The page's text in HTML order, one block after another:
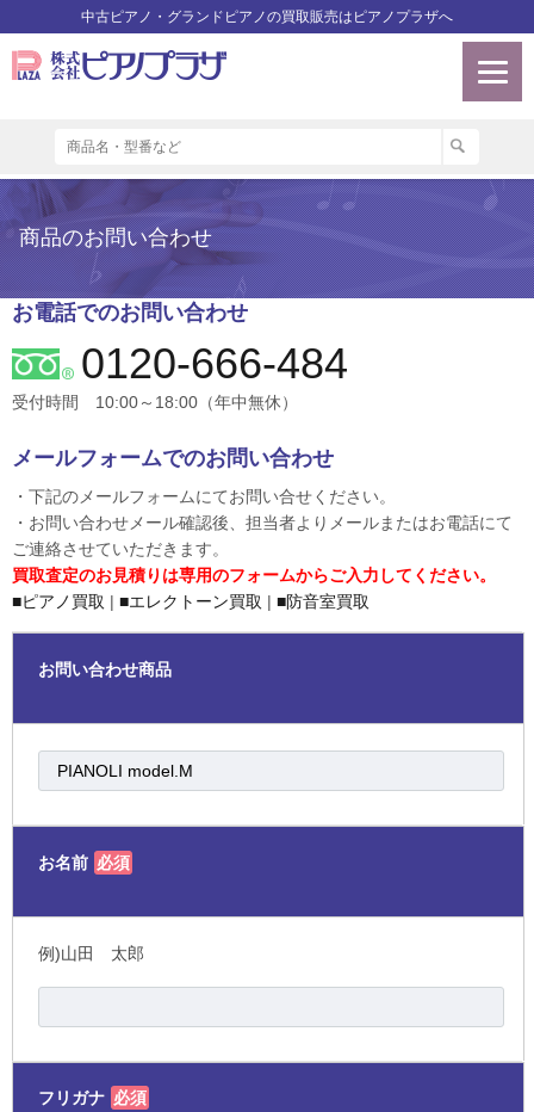
中古ピアノ・グランドピアノの買取販売はピアノプラザへ
商品のお問い合わせ
お電話でのお問い合わせ
0120-666-484
受付時間 10:00～18:00（年中無休）
メールフォームでのお問い合わせ
・下記のメールフォームにてお問い合せください。
・お問い合わせメール確認後、担当者よりメールまたはお電話にて
ご連絡させていただきます。
買取査定のお見積りは専用のフォームからご入力してください。
■ピアノ買取 | ■エレクトーン買取 | ■防音室買取
お問い合わせ商品
お名前 必須
例)山田 太郎
フリガナ 必須